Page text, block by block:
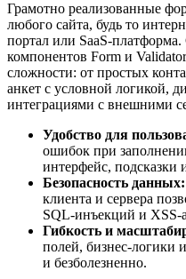
Грамотно реализованные
любого сайта, будь то
портал или SaaS-
компонентов Form и
сложности: от простых
анкет с условной логикой,
интеграциями с внешними
Удобство для
ошибок при
интерфейс, подсказки
Безопасность данных:
клиента и сервера
SQL-инъекций и XSS-
Гибкость и
полей, бизнес-логики
и безболезненно.